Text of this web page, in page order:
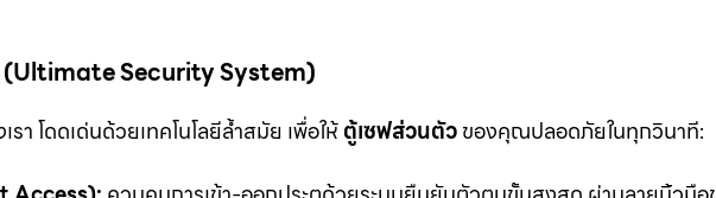
Security System)
รา โดดเด่นด้วยเทคโนโลยีล้ำสมัย เพื่อให้ตู้เซฟส่วนตัวของคุณปลอดภัยในทุกวินาที: